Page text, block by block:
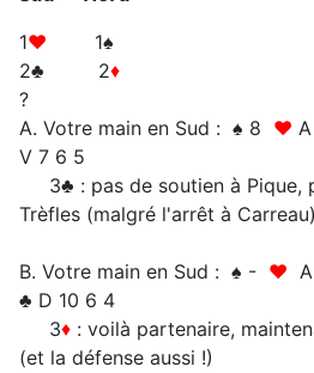
1♥ 1♠
2♣ 2♦
?
A. Votre main en Sud : ♠ 8 ♥
V 7 6 5
3♣ : pas de soutien à Pique,
Trèfles (malgré l'arrêt à
B. Votre main en Sud : ♠ - ♥
♣ D 10 6 4
3♦ : voilà partenaire,
(et la défense aussi !)